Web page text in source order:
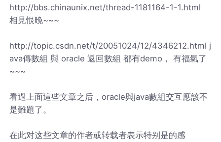
http://bbs.chinaunix.net/thread-1181164-1-1.html
相見恨晚~~~
http://topic.csdn.net/t/20051024/12/4346212.html j
ava傳數組 與 oracle 返回數組 都有demo， 有福氣了
~~~
看過上面這些文章之后，oracle與java數組交互應該不
是難題了。
在此对这些文章的作者或转载者表示特别是的感